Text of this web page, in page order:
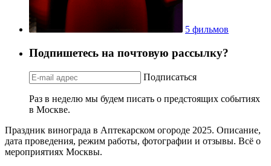
5 фильмов
Подпишетесь на почтовую рассылку?
Подписаться
Раз в неделю мы будем писать о предстоящих событиях
в Москве.
Праздник винограда в Аптекарском огороде 2025. Описание,
дата проведения, режим работы, фотографии и отзывы. Всё о
мероприятиях Москвы.